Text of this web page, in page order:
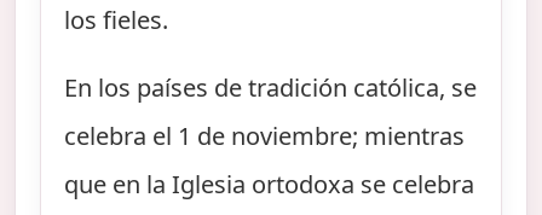
los fieles.
En los países de tradición católica, se
celebra el 1 de noviembre; mientras
que en la Iglesia ortodoxa se celebra